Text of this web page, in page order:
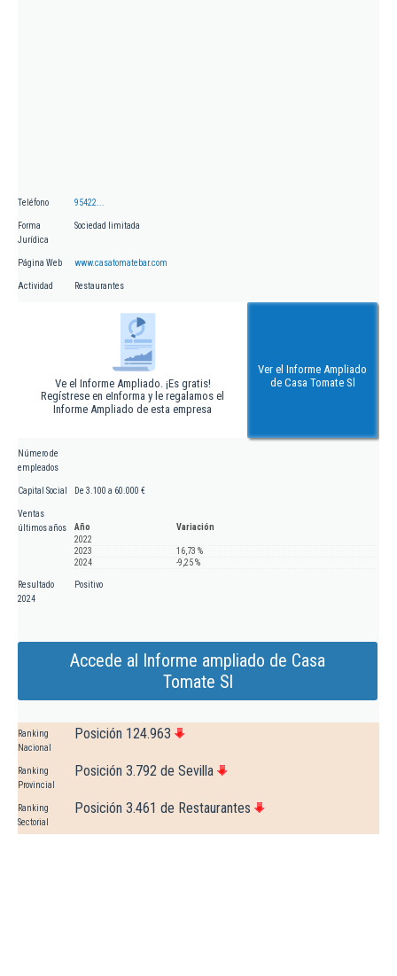
Teléfono 95422...
Forma
Jurídica
Sociedad limitada
Página Web www.casatomatebar.com
Actividad Restaurantes
Ve el Informe Ampliado. ¡Es gratis!
Regístrese en eInforma y le regalamos el
Informe Ampliado de esta empresa
Ver el Informe Ampliado
de Casa Tomate Sl
Número de
empleados
Capital Social De 3.100 a 60.000 €
Ventas
últimos años
Año
Variación
2022
2023
16,73 %
2024
-9,25 %
Resultado
2024
Positivo
Accede al Informe ampliado de Casa
Tomate Sl
Ranking
Nacional
Posición 124.963
Ranking
Provincial
Posición 3.792 de Sevilla
Ranking
Sectorial
Posición 3.461 de Restaurantes